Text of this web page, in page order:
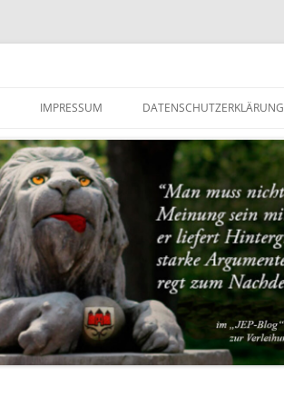
IMPRESSUM DATENSCHUTZERKLÄRUNG